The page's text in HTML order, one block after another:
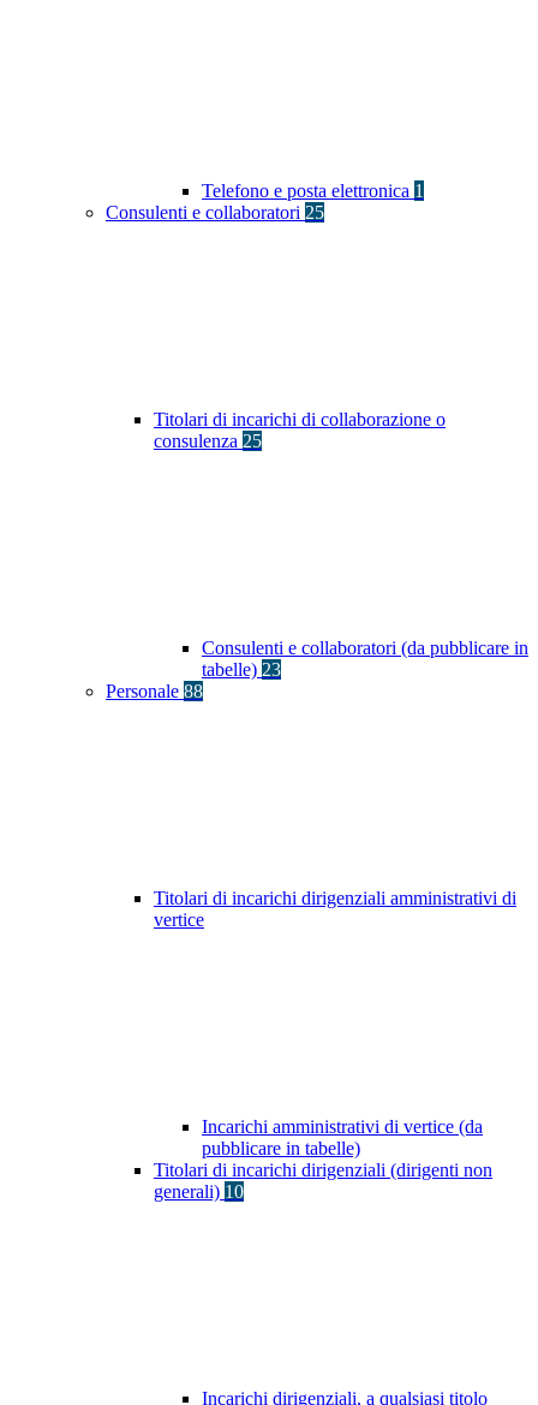
Telefono e posta elettronica 1
Consulenti e collaboratori 25
Titolari di incarichi di collaborazione o
consulenza 25
Consulenti e collaboratori (da pubblicare in
tabelle) 23
Personale 88
Titolari di incarichi dirigenziali amministrativi di
vertice
Incarichi amministrativi di vertice (da
pubblicare in tabelle)
Titolari di incarichi dirigenziali (dirigenti non
generali) 10
Incarichi dirigenziali, a qualsiasi titolo